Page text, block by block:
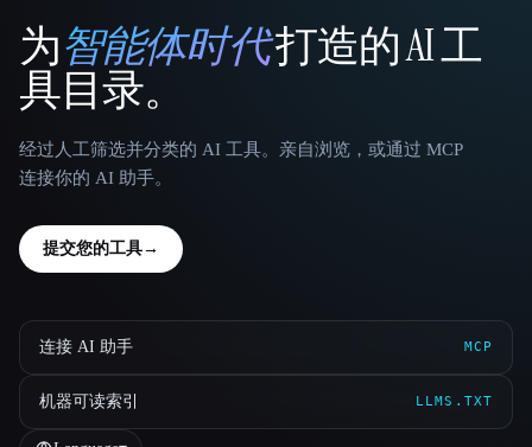
That AI Collection
为智能体时代打造的 AI 工
具目录。
经过人工筛选并分类的 AI 工具。亲自浏览，或通过 MCP
连接你的 AI 助手。
提交您的工具→
连接 AI 助手 MCP
机器可读索引 LLMS.TXT